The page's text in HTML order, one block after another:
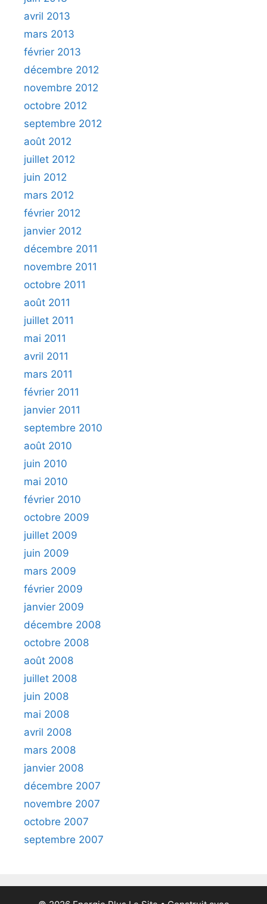
avril 2013
mars 2013
février 2013
décembre 2012
novembre 2012
octobre 2012
septembre 2012
août 2012
juillet 2012
juin 2012
mars 2012
février 2012
janvier 2012
décembre 2011
novembre 2011
octobre 2011
août 2011
juillet 2011
mai 2011
avril 2011
mars 2011
février 2011
janvier 2011
septembre 2010
août 2010
juin 2010
mai 2010
février 2010
octobre 2009
juillet 2009
juin 2009
mars 2009
février 2009
janvier 2009
décembre 2008
octobre 2008
août 2008
juillet 2008
juin 2008
mai 2008
avril 2008
mars 2008
janvier 2008
décembre 2007
novembre 2007
octobre 2007
septembre 2007